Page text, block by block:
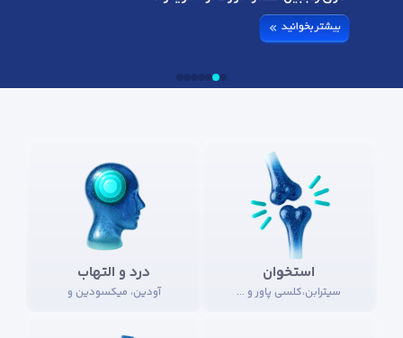
استخوان
سیترابن،کلسی پاور و ...
درد و التهاب
آودین، میکسودین و